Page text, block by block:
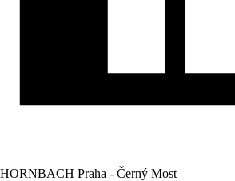
HORNBACH Praha - Černý Most